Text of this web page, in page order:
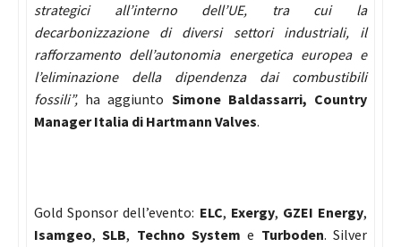
strategici all’interno dell’UE, tra cui la
decarbonizzazione di diversi settori industriali, il
rafforzamento dell’autonomia energetica europea e
l’eliminazione della dipendenza dai combustibili
fossili”, ha aggiunto Simone Baldassarri, Country
Manager Italia di Hartmann Valves.
Gold Sponsor dell’evento: ELC, Exergy, GZEI Energy,
Isamgeo,SLB, Techno System e Turboden. Silver